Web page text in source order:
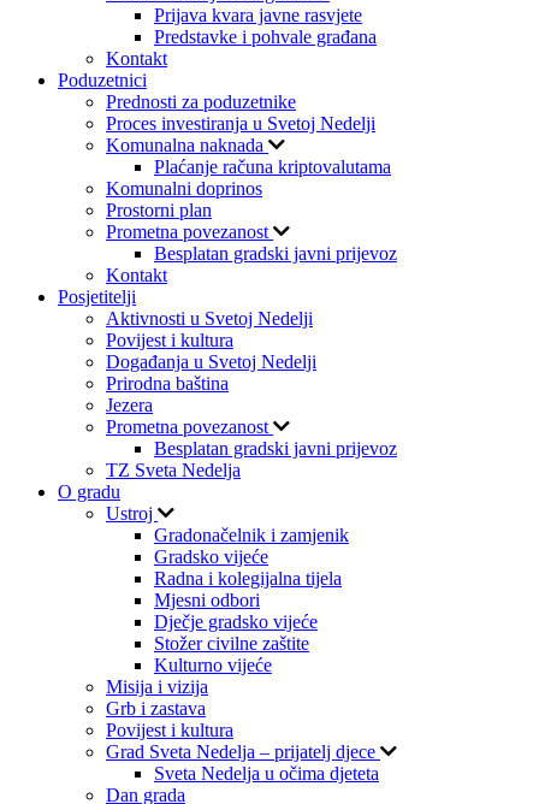
Prijava kvara javne rasvjete
Predstavke i pohvale građana
Kontakt
Poduzetnici
Prednosti za poduzetnike
Proces investiranja u Svetoj Nedelji
Komunalna naknada
Plaćanje računa kriptovalutama
Komunalni doprinos
Prostorni plan
Prometna povezanost
Besplatan gradski javni prijevoz
Kontakt
Posjetitelji
Aktivnosti u Svetoj Nedelji
Povijest i kultura
Događanja u Svetoj Nedelji
Prirodna baština
Jezera
Prometna povezanost
Besplatan gradski javni prijevoz
TZ Sveta Nedelja
O gradu
Ustroj
Gradonačelnik i zamjenik
Gradsko vijeće
Radna i kolegijalna tijela
Mjesni odbori
Dječje gradsko vijeće
Stožer civilne zaštite
Kulturno vijeće
Misija i vizija
Grb i zastava
Povijest i kultura
Grad Sveta Nedelja – prijatelj djece
Sveta Nedelja u očima djeteta
Dan grada